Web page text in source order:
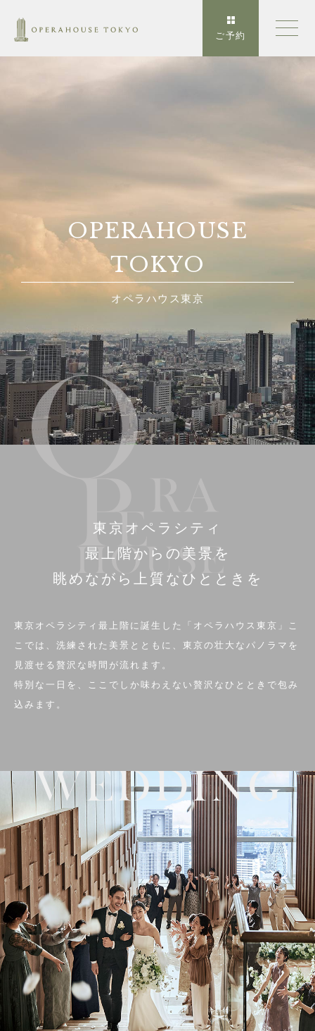
ご予約
OPERAHOUSE
TOKYO
オペラハウス東京
東京オペラシティ
最上階からの 美景を
眺めながら上質なひとときを
東京オペラシティ最上階に誕生した「オペラハウス東京」
こ
こでは、洗練された美景とともに、東京の壮大なパノラマを
見渡せる贅沢な時間が流れます。
特別な一日を、ここでしか味わえない贅沢なひとときで包み
込みます。